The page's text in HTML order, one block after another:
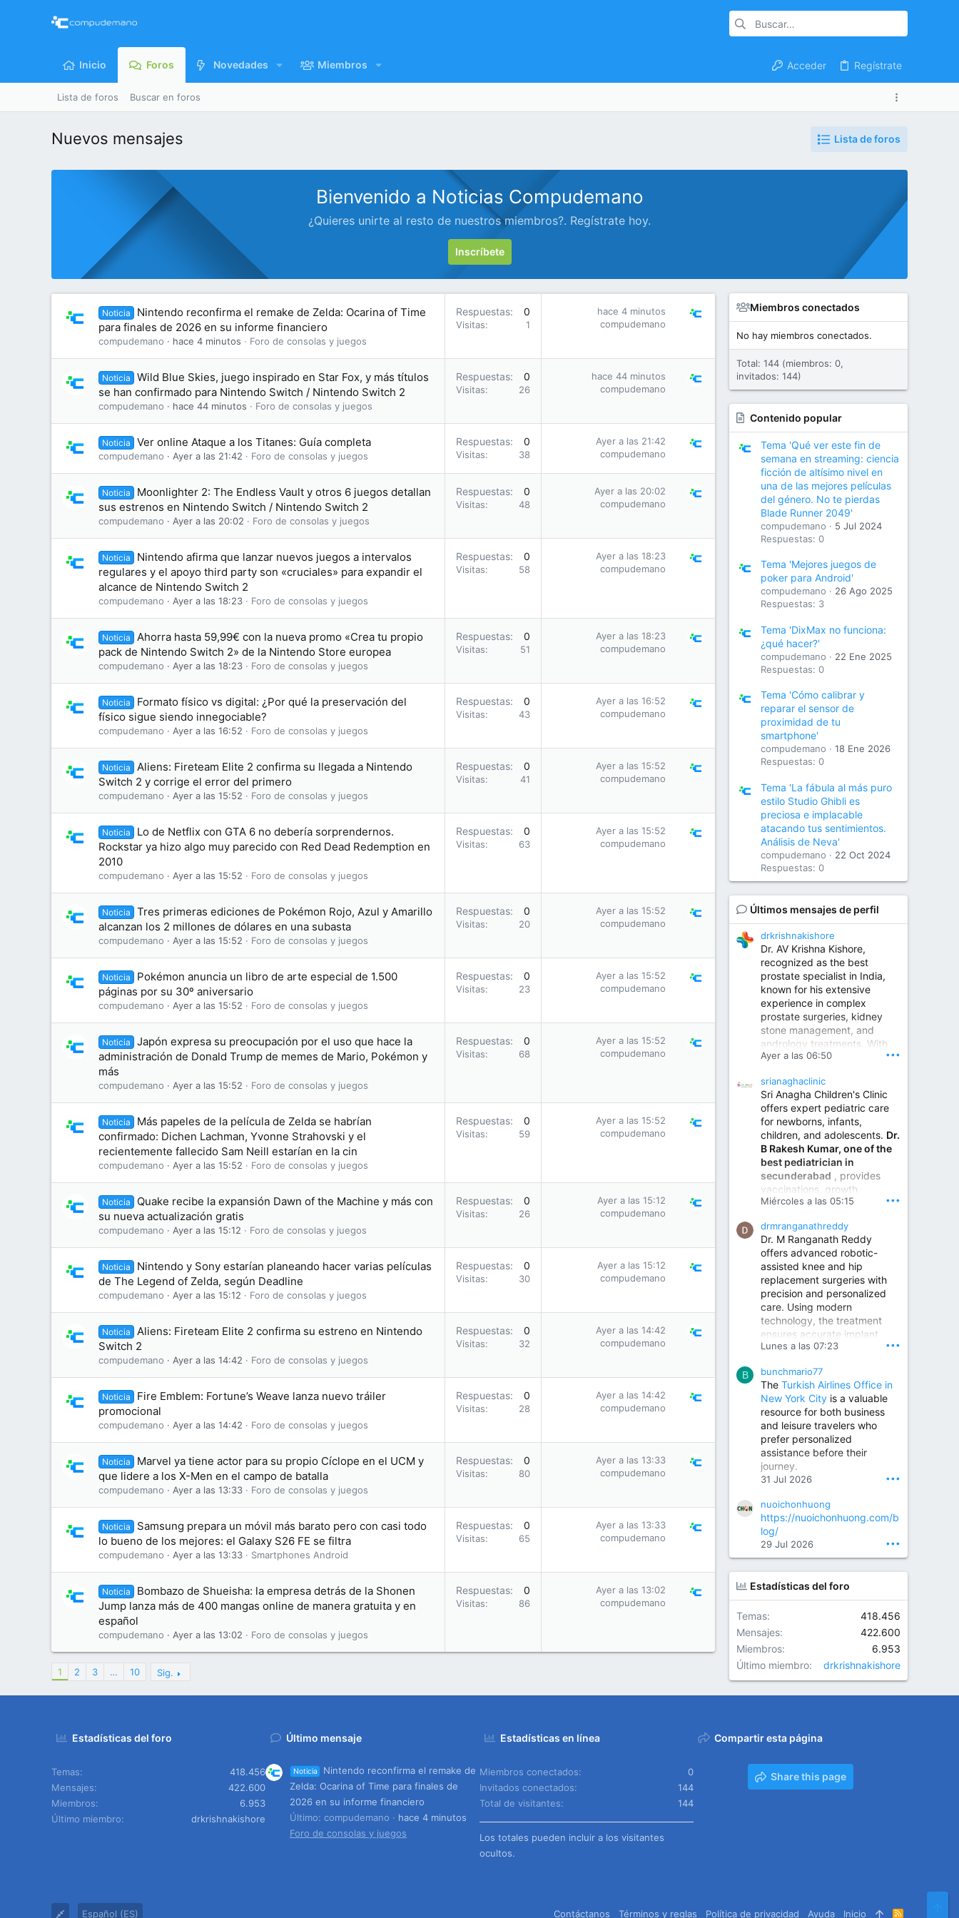
Inicio Foros Novedades Miembros Acceder Regístrate
Lista de foros Buscar en foros
Nuevos mensajes Lista de foros
Bienvenido a Noticias Compudemano
¿Quieres unirte al resto de nuestros miembros?. Regístrate hoy.
Inscríbete
Noticia
Nintendo reconfirma el remake de Zelda: Ocarina of Time
para finales de 2026 en su informe financiero
compudemano hace 4 minutos Foro de consolas y juegos
Respuestas 0
Visitas 1
hace 4 minutos
compudemano
Noticia
Wild Blue Skies, juego inspirado en Star Fox, y más títulos
se han confirmado para Nintendo Switch / Nintendo Switch 2
compudemano hace 44 minutos Foro de consolas y juegos
Respuestas 0
Visitas 26
hace 44 minutos
compudemano
Noticia Ver online Ataque a los Titanes: Guía completa
compudemano Ayer a las 21:42 Foro de consolas y juegos
Respuestas 0
Visitas 38
Ayer a las 21:42
compudemano
Noticia
Moonlighter 2: The Endless Vault y otros 6 juegos detallan
sus estrenos en Nintendo Switch / Nintendo Switch 2
compudemano Ayer a las 20:02 Foro de consolas y juegos
Respuestas 0
Visitas 48
Ayer a las 20:02
compudemano
Noticia
Nintendo afirma que lanzar nuevos juegos a intervalos
regulares y el apoyo third party son «cruciales» para expandir el
alcance de Nintendo Switch 2
compudemano Ayer a las 18:23 Foro de consolas y juegos
Respuestas 0
Visitas 58
Ayer a las 18:23
compudemano
Noticia
Ahorra hasta 59,99€ con la nueva promo «Crea tu propio
pack de Nintendo Switch 2» de la Nintendo Store europea
compudemano Ayer a las 18:23 Foro de consolas y juegos
Respuestas 0
Visitas 51
Ayer a las 18:23
compudemano
Noticia
Formato físico vs digital: ¿Por qué la preservación del
físico sigue siendo innegociable?
compudemano Ayer a las 16:52 Foro de consolas y juegos
Respuestas 0
Visitas 43
Ayer a las 16:52
compudemano
Noticia
Aliens: Fireteam Elite 2 confirma su llegada a Nintendo
Switch 2 y corrige el error del primero
compudemano Ayer a las 15:52 Foro de consolas y juegos
Respuestas 0
Visitas 41
Ayer a las 15:52
compudemano
Noticia
Lo de Netflix con GTA 6 no debería sorprendernos.
Rockstar ya hizo algo muy parecido con Red Dead Redemption en
2010
compudemano Ayer a las 15:52 Foro de consolas y juegos
Respuestas 0
Visitas 63
Ayer a las 15:52
compudemano
Noticia
Tres primeras ediciones de Pokémon Rojo, Azul y Amarillo
alcanzan los 2 millones de dólares en una subasta
compudemano Ayer a las 15:52 Foro de consolas y juegos
Respuestas 0
Visitas 20
Ayer a las 15:52
compudemano
Noticia
Pokémon anuncia un libro de arte especial de 1.500
páginas por su 30º aniversario
compudemano Ayer a las 15:52 Foro de consolas y juegos
Respuestas 0
Visitas 23
Ayer a las 15:52
compudemano
Noticia
Japón expresa su preocupación por el uso que hace la
administración de Donald Trump de memes de Mario, Pokémon y
más
compudemano Ayer a las 15:52 Foro de consolas y juegos
Respuestas 0
Visitas 68
Ayer a las 15:52
compudemano
Noticia
Más papeles de la película de Zelda se habrían
confirmado: Dichen Lachman, Yvonne Strahovski y el
recientemente fallecido Sam Neill estarían en la cin
compudemano Ayer a las 15:52 Foro de consolas y juegos
Respuestas 0
Visitas 59
Ayer a las 15:52
compudemano
Noticia
Quake recibe la expansión Dawn of the Machine y más con
su nueva actualización gratis
compudemano Ayer a las 15:12 Foro de consolas y juegos
Respuestas 0
Visitas 26
Ayer a las 15:12
compudemano
Noticia
Nintendo y Sony estarían planeando hacer varias películas
de The Legend of Zelda, según Deadline
compudemano Ayer a las 15:12 Foro de consolas y juegos
Respuestas 0
Visitas 30
Ayer a las 15:12
compudemano
Noticia
Aliens: Fireteam Elite 2 confirma su estreno en Nintendo
Switch 2
compudemano Ayer a las 14:42 Foro de consolas y juegos
Respuestas 0
Visitas 32
Ayer a las 14:42
compudemano
Noticia
Fire Emblem: Fortune’s Weave lanza nuevo tráiler
promocional
compudemano Ayer a las 14:42 Foro de consolas y juegos
Respuestas 0
Visitas 28
Ayer a las 14:42
compudemano
Noticia
Marvel ya tiene actor para su propio Cíclope en el UCM y
que lidere a los X-Men en el campo de batalla
compudemano Ayer a las 13:33 Foro de consolas y juegos
Respuestas 0
Visitas 80
Ayer a las 13:33
compudemano
Noticia
Samsung prepara un móvil más barato pero con casi todo
lo bueno de los mejores: el Galaxy S26 FE se filtra
compudemano Ayer a las 13:33 Smartphones Android
Respuestas 0
Visitas 65
Ayer a las 13:33
compudemano
Noticia
Bombazo de Shueisha: la empresa detrás de la Shonen
Jump lanza más de 400 mangas online de manera gratuita y en
español
compudemano Ayer a las 13:02 Foro de consolas y juegos
Respuestas 0
Visitas 86
Ayer a las 13:02
compudemano
1 2 3 … 10 Sig.
Miembros conectados
No hay miembros conectados.
Total: 144 (miembros: 0,
invitados: 144)
Contenido popular
Tema 'Qué ver este fin de
semana en streaming: ciencia
ficción de altísimo nivel en
una de las mejores películas
del género. No te pierdas
Blade Runner 2049'
compudemano
5 Jul 2024
Respuestas: 0
Tema 'Mejores juegos de
poker para Android'
compudemano
26 Ago 2025
Respuestas: 3
Tema 'DixMax no funciona:
¿qué hacer?'
compudemano
22 Ene 2025
Respuestas: 0
Tema 'Cómo calibrar y
reparar el sensor de
proximidad de tu
smartphone'
compudemano
18 Ene 2026
Respuestas: 0
Tema 'La fábula al más puro
estilo Studio Ghibli es
preciosa e implacable
atacando tus sentimientos.
Análisis de Neva'
compudemano
22 Oct 2024
Respuestas: 0
Últimos mensajes de perfil
drkrishnakishore
Dr. AV Krishna Kishore,
recognized as the best
prostate specialist in India,
known for his extensive
experience in complex
prostate surgeries, kidney
stone management, and
andrology treatments. With
years of surgical practice and
invasive and robotic
techniques.
Best Urologist in Vijayawada | Urology Specialist in Vijayawada
Dr. A. V. Krishna Kishore,
the Best Urologist...
www.drkrishnakishore.com
Ayer a las 06:50 •••
srianaghaclinic
Sri Anagha Children's Clinic
offers expert pediatric care
for newborns, infants,
children, and adolescents. Dr.
B Rakesh Kumar, one of the
best pediatrician in
secunderabad , provides
vaccinations, growth
monitoring, newborn care,
illnesses, nutrition guidance,
and preventive healthcare in
a child-friendly environment.
Children Hospital in Secunderabad | Best Pediatrician in Hyderabad | Neonatologist in Medchal
Our pediatrician and
Neonatologist team at...
www.srianaghaclinic.com
Miércoles a las 05:15 •••
drmranganathreddy
Dr. M Ranganath Reddy
offers advanced robotic-
assisted knee and hip
replacement surgeries with
precision and personalized
care. Using modern
technology, the treatment
ensures accurate implant
placement, reduced pain,
improved joint function,
helping patients return to an
active and comfortable
lifestyle.
Orthopedic Surgeon in Kondapur | Best Orthopedic Doctor in Kondapur | Dr. M. Ranganath Reddy
Consult Dr. M. Ranganath
Reddy, the best...
www.drranganathreddy.co
m
Lunes a las 07:23 •••
B bunchmario77
The Turkish Airlines Office in
New York City is a valuable
resource for both business
and leisure travelers who
prefer personalized
assistance before their
journey.
31 Jul 2026 •••
nuoichonhuong
https://nuoichonhuong.com/b
log/
29 Jul 2026 •••
Estadísticas del foro
Temas
418.456
Mensajes
422.600
Miembros
6.953
Último miembro
drkrishnakishore
Estadísticas del foro
Temas
418.456
Mensajes
422.600
Miembros
6.953
Último miembro
drkrishnakishore
Último mensaje
Noticia
Nintendo reconfirma el remake de
Zelda: Ocarina of Time para finales de
2026 en su informe financiero
Último: compudemano
hace 4 minutos
Foro de consolas y juegos
Estadísticas en línea
Miembros conectados
0
Invitados conectados
144
Total de visitantes
144
Los totales pueden incluir a los visitantes
ocultos.
Compartir esta página
Share this page
Español (ES) Contáctanos Términos y reglas Política de privacidad Ayuda Inicio R